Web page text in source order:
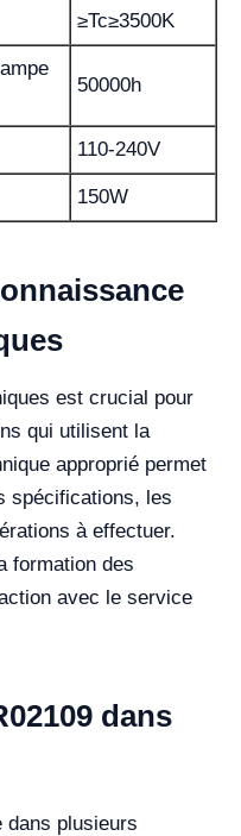
≥Tc≥3500K
50000h
110-240V
150W
est crucial pour
qui utilisent la
approprié permet
spécifications, les
à effectuer.
formation des
avec le service
dans
dans plusieurs